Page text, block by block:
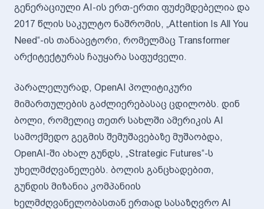
გენერაციული AI-ის ერთ-ერთი ფუძემდებელია და
2017 წლის საკულტო ნაშრომის, „Attention Is All You
Need“-ის თანაავტორი, რომელმაც Transformer
არქიტექტურას ჩაუყარა საფუძველი.
პარალელურად, OpenAI პოლიტიკური
მიმართულების გაძლიერებასაც ცდილობს. დინ
ბოლი, რომელიც თეთრ სახლში ამერიკის AI
სამოქმედო გეგმის შემუშავებაზე მუშაობდა,
OpenAI-ში ახალ გუნდს, „Strategic Futures“-ს
უხელმძღვანელებს. ბოლის განცხადებით,
გუნდის მიზანია კომპანიის
ხელმძღვანელობასთან ერთად სასაზღვრო AI